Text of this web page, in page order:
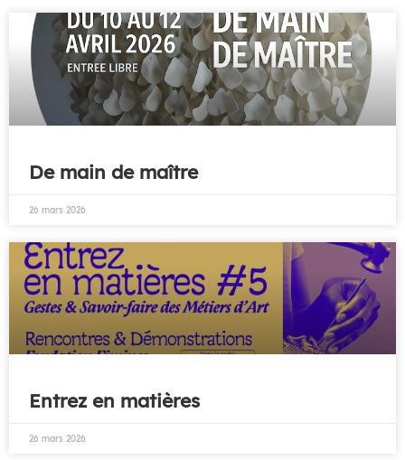
De main de maître
26 mars 2026
Entrez en matières
26 mars 2026